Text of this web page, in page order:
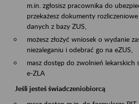
m.in. zgłosisz pracownika do
przekażesz dokumenty
danych z bazy ZUS,
możesz złożyć wniosek o wydanie
niezaleganiu i odebrać go na eZUS,
masz dostęp do zwolnień
e-ZLA
Jeśli jesteś świadczeniobiorcą